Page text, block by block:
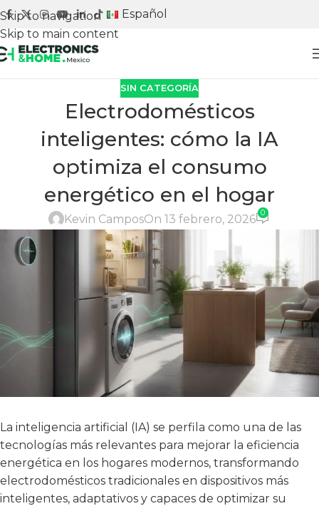
Skip to navigation
Skip to main content
Español
SIN CATEGORÍA
Electrodomésticos
inteligentes: cómo la IA
optimiza el consumo
energético en el hogar
Kevin CamposOn 13 febrero, 2026 0
La inteligencia artificial (IA) se perfila como una de las
tecnologías más relevantes para mejorar la eficiencia
energética en los hogares modernos, transformando
electrodomésticos tradicionales en dispositivos más
inteligentes, adaptativos y capaces de optimizar su